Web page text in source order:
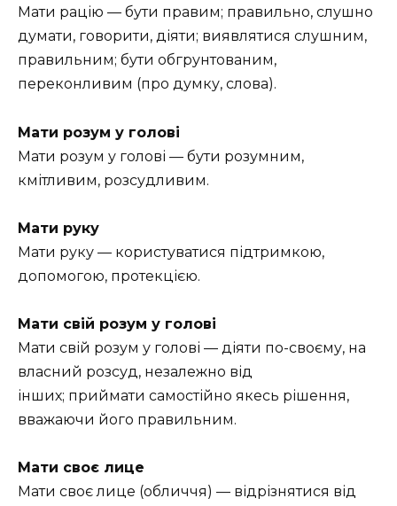
Мати рацію — бути правим; правильно, слушно
думати, говорити, діяти; виявлятися слушним,
правильним; бути обгрунтованим,
переконливим (про думку, слова).
Мати розум у голові
Мати розум у голові — бути розумним,
кмітливим, розсудливим.
Мати руку
Мати руку — користуватися підтримкою,
допомогою, протекцією.
Мати свій розум у голові
Мати свій розум у голові — діяти по-своєму, на
власний розсуд, незалежно від
інших; приймати самостійно якесь рішення,
вважаючи його правильним.
Мати своє лице
Мати своє лице (обличчя) — відрізнятися від